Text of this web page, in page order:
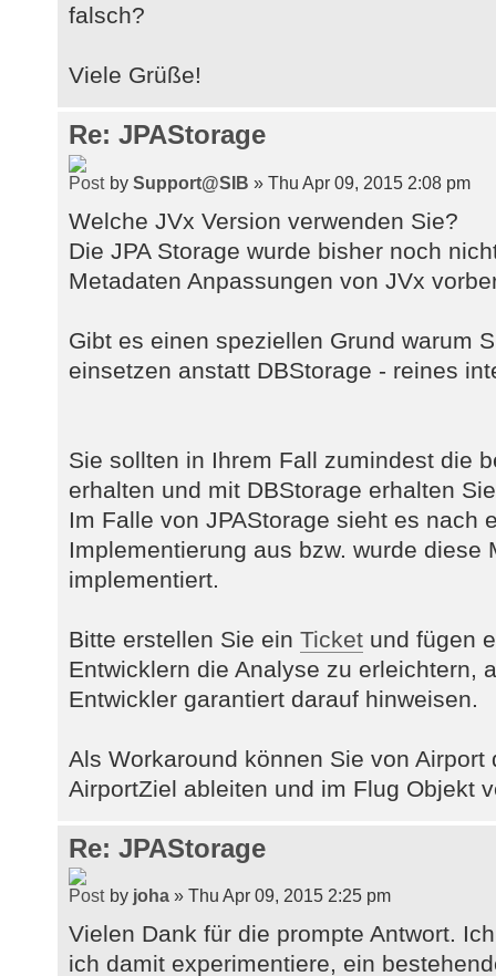
falsch?
Viele Grüße!
Re: JPAStorage
by Support@SIB » Thu Apr 09, 2015 2:08 pm
Welche JVx Version verwenden Sie?
Die JPA Storage wurde bisher noch
Metadaten Anpassungen von JVx
Gibt es einen speziellen Grund warum
einsetzen anstatt DBStorage - reines
Sie sollten in Ihrem Fall zumindest die
erhalten und mit DBStorage erhalten
Im Falle von JPAStorage sieht es nach
Implementierung aus bzw. wurde diese
implementiert.
Bitte erstellen Sie ein Ticket und fügen
Entwicklern die Analyse zu erleichtern,
Entwickler garantiert darauf hinweisen.
Als Workaround können Sie von
AirportZiel ableiten und im Flug Objekt
Re: JPAStorage
by joha » Thu Apr 09, 2015 2:25 pm
Vielen Dank für die prompte Antwort.
ich damit experimentiere, ein